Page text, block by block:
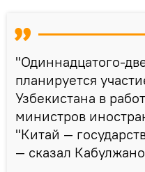
"Одиннадцатого-
планируется
Узбекистана в
министров
"Китай —
— сказал